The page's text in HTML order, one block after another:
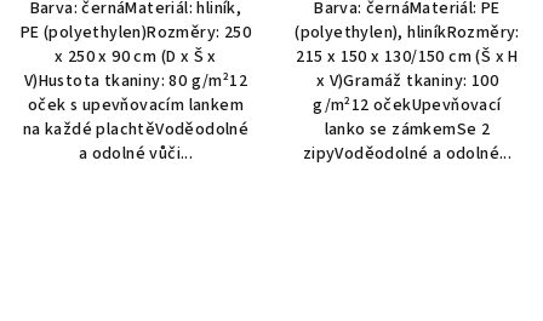
Barva: černáMateriál: hliník,
PE (polyethylen)Rozměry: 250
x 250 x 90 cm (D x Š x
V)Hustota tkaniny: 80 g/m²12
oček s upevňovacím lankem
na každé plachtěVoděodolné
a odolné vůči...
Barva: černáMateriál: PE
(polyethylen), hliníkRozměry:
215 x 150 x 130/150 cm (Š x H
x V)Gramáž tkaniny: 100
g/m²12 očekUpevňovací
lanko se zámkemSe 2
zipyVoděodolné a odolné...